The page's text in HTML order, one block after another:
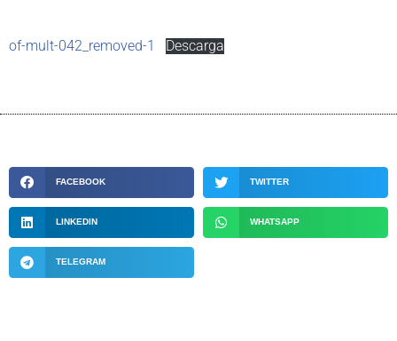
of-mult-042_removed-1 Descarga
FACEBOOK TWITTER
LINKEDIN WHATSAPP
TELEGRAM